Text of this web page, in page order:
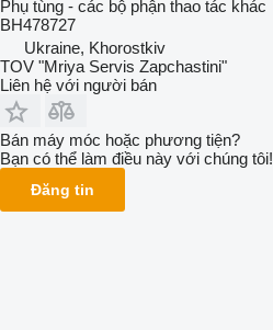
Phụ tùng - các bộ phận thao tác khác
BH478727
Ukraine, Khorostkiv
TOV "Mriya Servis Zapchastini"
Liên hệ với người bán
Bán máy móc hoặc phương tiện?
Bạn có thể làm điều này với chúng tôi!
Đăng tin